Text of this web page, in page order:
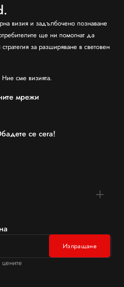
визия и задълбочено познаване
ще ни помогнат да
за разширяване в световен
сме визията.
мрежи
се сега!